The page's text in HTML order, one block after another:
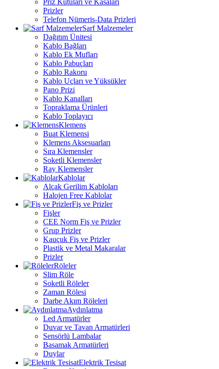
Priz Kutuları ve Kasaları
Prizler
Telefon Nümeris-Data Prizleri
Sarf Malzemeler
Dağıtım Ünitesi
Kablo Bağları
Kablo Ek Mufları
Kablo Pabuçları
Kablo Rakoru
Kablo Uçları ve Yüksükler
Pano Prizi
Kablo Kanalları
Topraklama Ürünleri
Kablo Toplayıcı
Klemens
Buat Klemensi
Klemens Aksesuarları
Sıra Klemensler
Soketli Klemensler
Ray Klemensler
Kablolar
Alçak Gerilim Kabloları
Halojen Free Kablolar
Fiş ve Prizler
Fişler
CEE Norm Fiş ve Prizler
Grup Prizler
Kauçuk Fiş ve Prizler
Plastik ve Metal Makaralar
Prizler
Röleler
Slim Röle
Soketli Röleler
Zaman Rölesi
Darbe Akım Röleleri
Aydınlatma
Led Armatürler
Duvar ve Tavan Armatürleri
Sensörlü Lambalar
Basamak Armatürleri
Duylar
Elektrik Tesisat